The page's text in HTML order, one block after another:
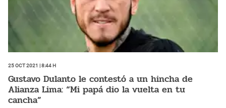
25 Oct 2021 | 8:44 h
Gustavo Dulanto le contestó a un hincha de
Alianza Lima: “Mi papá dio la vuelta en tu
cancha”